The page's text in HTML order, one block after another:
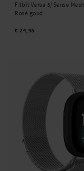
Fitbit Versa 3/Sense
Rosé goud
€ 24,95